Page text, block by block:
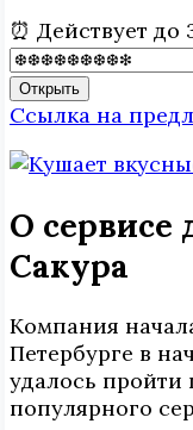
⏰ Действует до
Открыть
Ссылка на
О сервисе
Сакура
Компания
Петербурге в
удалось пройти
популярного